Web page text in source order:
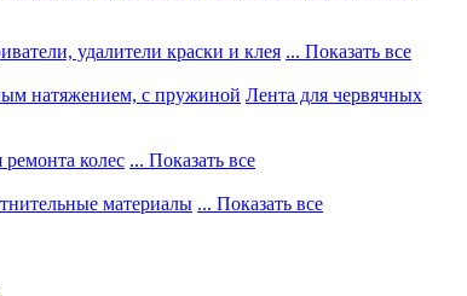
удалители краски и клея ... Показать все
натяжением, с пружиной Лента для червячных
колес ... Показать все
материалы ... Показать все